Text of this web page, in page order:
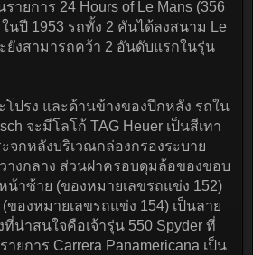
ยการ 24 Hours of Le Mans (356
ในปี 1953 รถทั้ง 2 คันได้ลงสนาม Le
ยังสามารถคว้า 2 อันดับแรกในรุ่น
โปรง และด้านข้างของปีกหลัง รถใน
จะมีโลโก้ TAG Heuer เป็นสีเทา
จกหลังบริเวณกล่องกรองระบาย
างกลาง ส่วนฝาครอบดุมล้อของขอบ
าซ้าย (ของหมายเลขรถแข่ง 152)
องหมายเลขรถแข่ง 154) เป็นลาย
น่าสนใจคือเจ้ารุ่น 550 Spyder ที่
ยการ Carrera Panamericana เป็น